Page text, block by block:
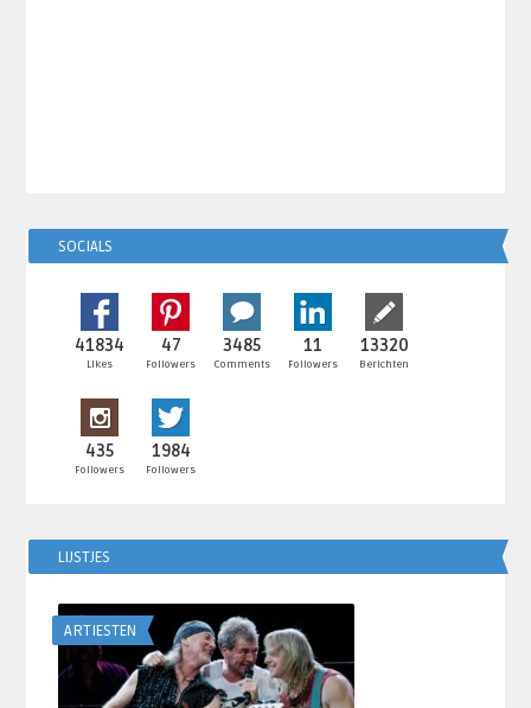
SOCIALS
41834
Likes
47
Followers
3485
Comments
11
Followers
13320
Berichten
435
Followers
1984
Followers
LIJSTJES
ARTIESTEN